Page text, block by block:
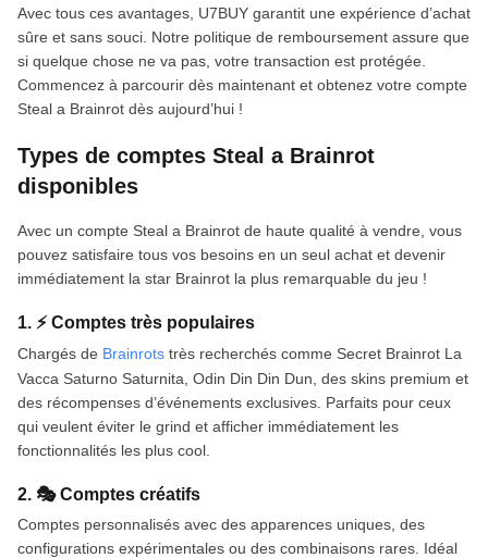
Avec tous ces avantages, U7BUY garantit une expérience d’achat
sûre et sans souci. Notre politique de remboursement assure que
si quelque chose ne va pas, votre transaction est protégée.
Commencez à parcourir dès maintenant et obtenez votre compte
Steal a Brainrot dès aujourd’hui !
Types de comptes Steal a Brainrot
disponibles
Avec un compte Steal a Brainrot de haute qualité à vendre, vous
pouvez satisfaire tous vos besoins en un seul achat et devenir
immédiatement la star Brainrot la plus remarquable du jeu !
1. ⚡ Comptes très populaires
Chargés de Brainrots très recherchés comme Secret Brainrot La
Vacca Saturno Saturnita, Odin Din Din Dun, des skins premium et
des récompenses d’événements exclusives. Parfaits pour ceux
qui veulent éviter le grind et afficher immédiatement les
fonctionnalités les plus cool.
2. 🎭 Comptes créatifs
Comptes personnalisés avec des apparences uniques, des
configurations expérimentales ou des combinaisons rares. Idéal